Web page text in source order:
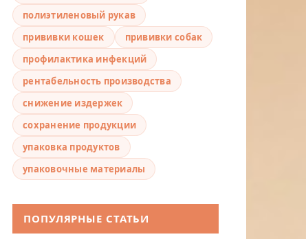
полиэтиленовый рукав
прививки кошек
прививки собак
профилактика инфекций
рентабельность производства
снижение издержек
сохранение продукции
упаковка продуктов
упаковочные материалы
ПОПУЛЯРНЫЕ СТАТЬИ